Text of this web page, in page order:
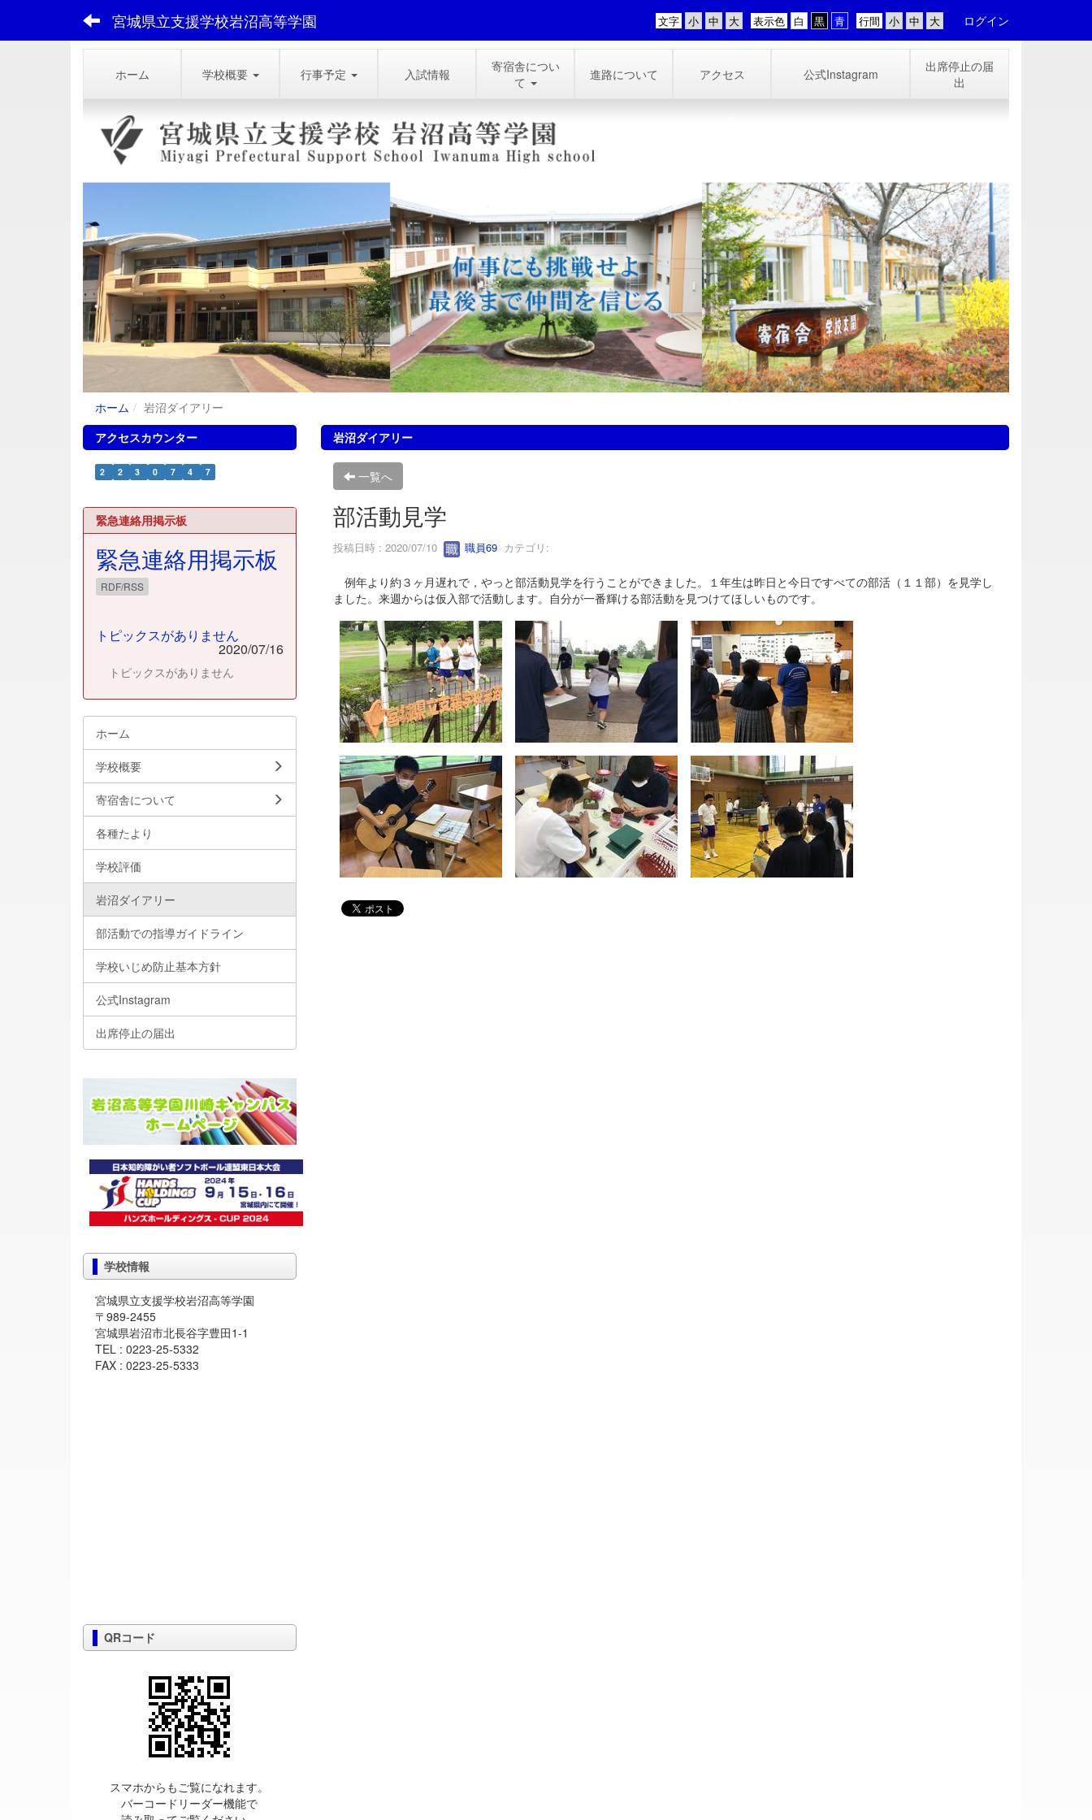
宮城県立支援学校岩沼高等学園 行間
表示色
文字 ログイン
ホーム 学校概要 行事予定 入試情報
寄宿舎につい
て
進路について アクセス 公式Instagram
出席停止の届
出
ホーム
岩沼ダイアリー
岩沼ダイアリー
一覧へ
部活動見学
投稿日時 : 2020/07/10 職員69カテゴリ:
例年より約３ヶ月遅れで，やっと部活動見学を行うことができました。１年生は昨日と今日ですべての部活（１１部）を見学し
ました。来週からは仮入部で活動します。自分が一番輝ける部活動を見つけてほしいものです。
アクセスカウンター
2 2 3 0 7 4 7
緊急連絡用掲示板
緊急連絡用掲示板
RDF/RSS
トピックスがありません
2020/07/16
トピックスがありません
ホーム
学校概要
寄宿舎について
各種たより
学校評価
岩沼ダイアリー
部活動での指導ガイドライン
学校いじめ防止基本方針
公式Instagram
出席停止の届出
学校情報
宮城県立支援学校岩沼高等学園
〒989-2455
宮城県岩沼市北長谷字豊田1-1
TEL : 0223-25-5332
FAX : 0223-25-5333
QRコード
スマホからもご覧になれます。
バーコードリーダー機能で